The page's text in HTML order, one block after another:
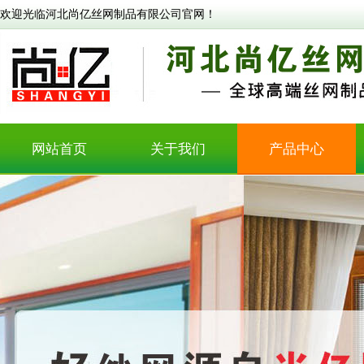
欢迎光临河北尚亿丝网制品有限公司官网！
网站首页 关于我们 产品中心